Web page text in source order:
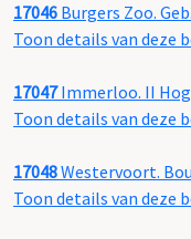
17046 Burgers Zoo.
Toon details van deze
17047Immerloo. II
Toon details van deze
17048Westervoort.
Toon details van deze